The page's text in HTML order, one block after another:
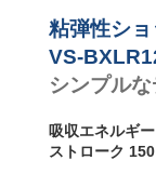
粘弾性シ
VS-
シンプル
吸収エネルギ
ストローク